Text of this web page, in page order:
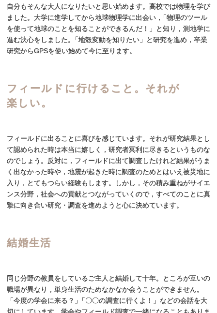
自分もそんな大人になりたいと思い始めます。高校では物理を学び
ました。大学に進学してから地球物理学に出会い ， 「物理のツール
を使って地球のことを知ることができるんだ！」と知り，測地学に
進む決心をしました。
「地殻変動を知りたい」と研究を進め，卒業
研究からGPSを使い始めて今に至ります。
フィールドに行けること。 それが
楽しい。
フィールドに出ることに喜びを感じています。それが研究結果とし
て認められた時は本当に嬉しく，研究者冥利に尽きるというものな
のでしょう。反対に，フィールドに出て調査したけれど結果がうま
く出なかった時や，地震が起きた時に調査のためとはいえ被災地に
入り，とてもつらい経験もします。しかし，その積み重ねがサイエ
ンス分野，社会への貢献とつながっていくので，すべてのことに真
摯に向き合い研究・調査を進めようと心に決めています。
結婚生活
同じ分野の教員をしているご主人と結婚して十年。ところが互いの
職場が異なり，単身生活のためなかなか会うことができません。
「今度の学会に来る？ 」
「〇〇の調査に行くよ！」などの会話を大